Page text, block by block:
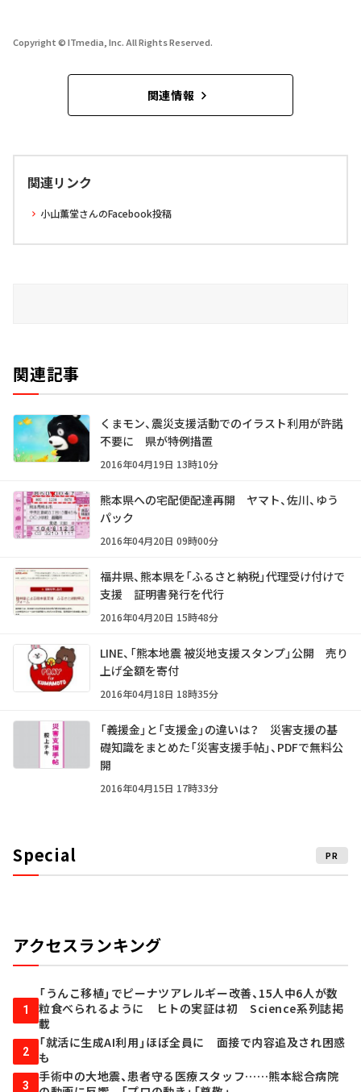
Copyright © ITmedia, Inc. All Rights Reserved.
関連情報
関連リンク
小山薫堂さんのFacebook投稿
関連記事
くまモン、震災支援活動でのイラスト利用が許諾
不要に 県が特例措置
2016年04月19日 13時10分
熊本県への宅配便配達再開 ヤマト、佐川、ゆう
パック
2016年04月20日 09時00分
福井県、熊本県を「ふるさと納税」代理受け付けで
支援 証明書発行を代行
2016年04月20日 15時48分
LINE、「熊本地震 被災地支援スタンプ」公開 売り
上げ全額を寄付
2016年04月18日 18時35分
「義援金」と「支援金」の違いは？ 災害支援の基
礎知識をまとめた「災害支援手帖」、PDFで無料公
開
2016年04月15日 17時33分
Special PR
アクセスランキング
1
「うんこ移植」でピーナツアレルギー改善、15人中6人が数
粒食べられるように ヒトの実証は初 Science系列誌掲
載
2
「就活に生成AI利用」ほぼ全員に 面接で内容追及され困惑
も
3
手術中の大地震、患者守る医療スタッフ……熊本総合病院